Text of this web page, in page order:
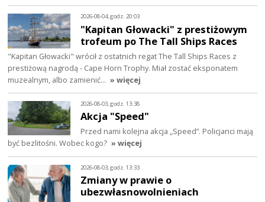
2026-08-04, godz. 20:03
"Kapitan Głowacki" z prestiżowym
trofeum po The Tall Ships Races
"Kapitan Głowacki" wrócił z ostatnich regat The Tall Ships Races z
prestiżową nagrodą - Cape Horn Trophy. Miał zostać eksponatem
muzealnym, albo zamienić… » więcej
2026-08-03, godz. 13:38
Akcja "Speed"
Przed nami kolejna akcja „Speed”. Policjanci mają
być bezlitośni. Wobec kogo? » więcej
2026-08-03, godz. 13:33
Zmiany w prawie o
ubezwłasnowolnieniach